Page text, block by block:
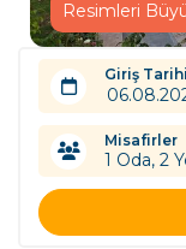
Resimleri
Giriş Tarihi
Misafirler
1 Oda, 2